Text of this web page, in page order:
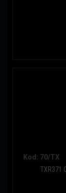
Kod: 70/TX
TXR371